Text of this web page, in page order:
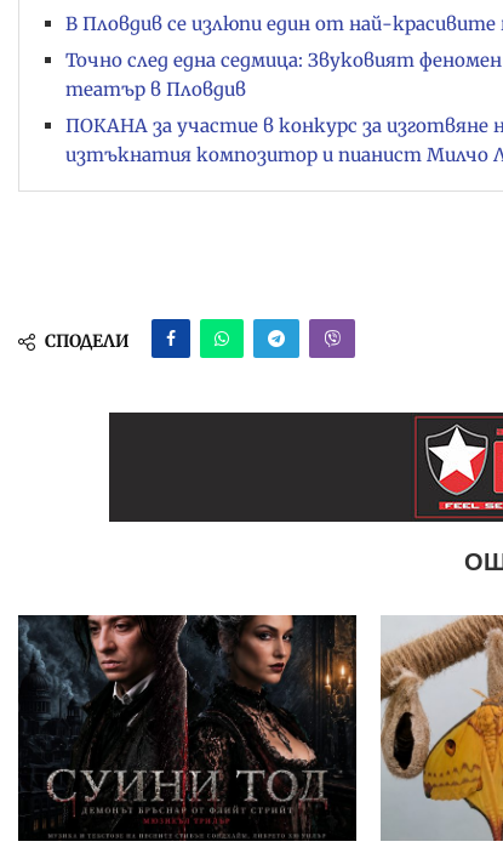
В Пловдив се излюпи един от най-
Точно след една седмица: Звуковият
театър в Пловдив
ПОКАНА за участие в конкурс за изготвяне
изтъкнатия композитор и пианист Милчо
СПОДЕЛИ